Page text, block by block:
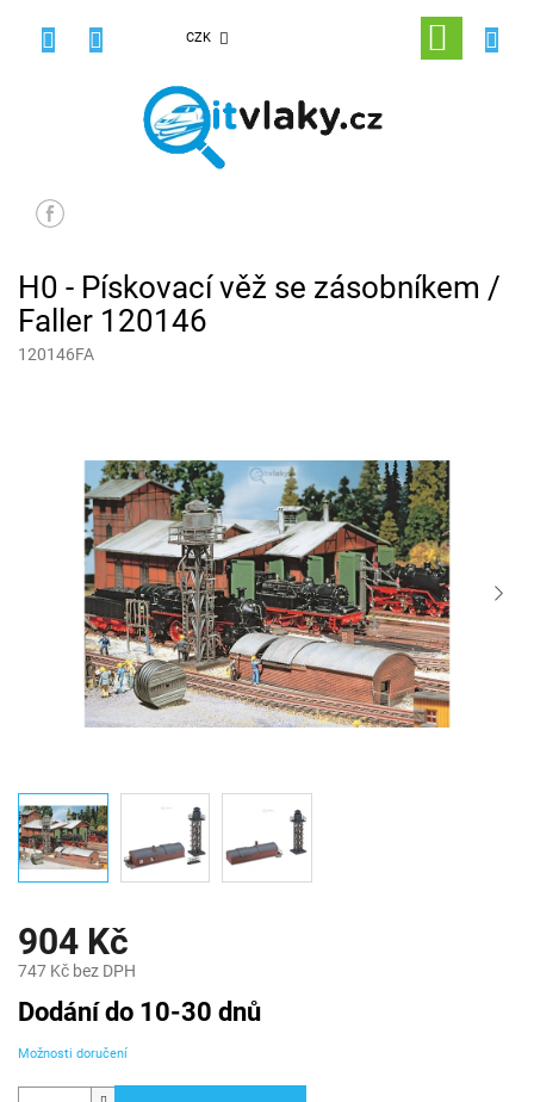
CZK
NÁKUPNÍ
KOŠÍK
H0 - Pískovací věž se zásobníkem /
Faller 120146
120146FA
904 Kč
747 Kč bez DPH
Měrná
cena:
Dodání do 10-30 dnů
Možnosti doručení